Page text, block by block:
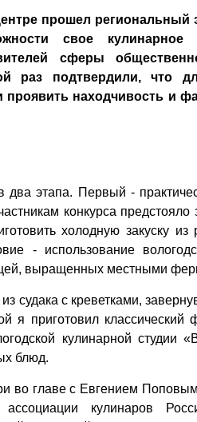
прошел региональный
свое кулинарное
сферы
раз подтвердили, что
находчивость и
два этапа. Первый -
конкурса предстояло
холодную закуску
- использование
выращенных местными
судака с креветками,
я приготовил классический
кулинарной студии
блюд.
во главе с Евгением
ассоциации кулинаров